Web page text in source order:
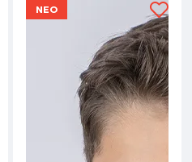
ΝΕΟ